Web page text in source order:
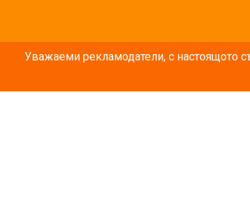
Уважаеми рекламодатели, с настоящото